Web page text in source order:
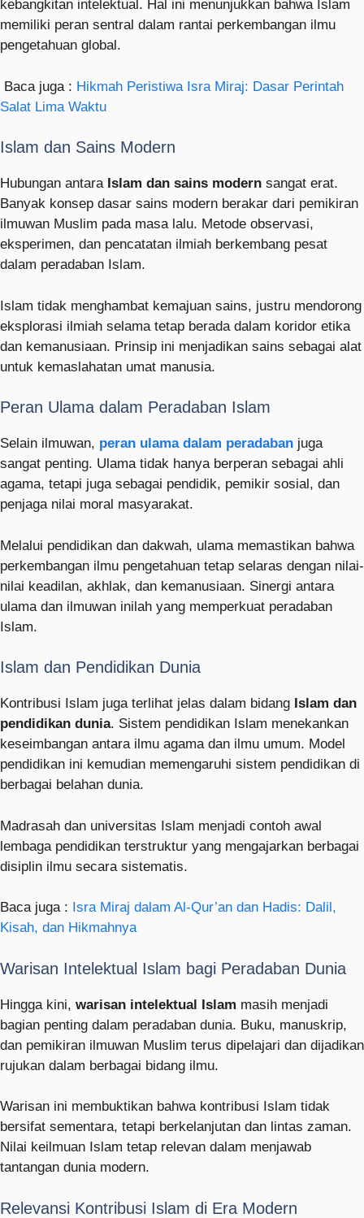
kebangkitan intelektual. Hal ini menunjukkan bahwa Islam
memiliki peran sentral dalam rantai perkembangan ilmu
pengetahuan global.
Baca juga : Hikmah Peristiwa Isra Miraj: Dasar Perintah
Salat Lima Waktu
Islam dan Sains Modern
Hubungan antara Islam dan sains modern sangat erat.
Banyak konsep dasar sains modern berakar dari pemikiran
ilmuwan Muslim pada masa lalu. Metode observasi,
eksperimen, dan pencatatan ilmiah berkembang pesat
dalam peradaban Islam.
Islam tidak menghambat kemajuan sains, justru mendorong
eksplorasi ilmiah selama tetap berada dalam koridor etika
dan kemanusiaan. Prinsip ini menjadikan sains sebagai alat
untuk kemaslahatan umat manusia.
Peran Ulama dalam Peradaban Islam
Selain ilmuwan, peran ulama dalam peradaban juga
sangat penting. Ulama tidak hanya berperan sebagai ahli
agama, tetapi juga sebagai pendidik, pemikir sosial, dan
penjaga nilai moral masyarakat.
Melalui pendidikan dan dakwah, ulama memastikan bahwa
perkembangan ilmu pengetahuan tetap selaras dengan nilai-
nilai keadilan, akhlak, dan kemanusiaan. Sinergi antara
ulama dan ilmuwan inilah yang memperkuat peradaban
Islam.
Islam dan Pendidikan Dunia
Kontribusi Islam juga terlihat jelas dalam bidang Islam dan
pendidikan dunia. Sistem pendidikan Islam menekankan
keseimbangan antara ilmu agama dan ilmu umum. Model
pendidikan ini kemudian memengaruhi sistem pendidikan di
berbagai belahan dunia.
Madrasah dan universitas Islam menjadi contoh awal
lembaga pendidikan terstruktur yang mengajarkan berbagai
disiplin ilmu secara sistematis.
Baca juga : Isra Miraj dalam Al-Qur’an dan Hadis: Dalil,
Kisah, dan Hikmahnya
Warisan Intelektual Islam bagi Peradaban Dunia
Hingga kini, warisan intelektual Islam masih menjadi
bagian penting dalam peradaban dunia. Buku, manuskrip,
dan pemikiran ilmuwan Muslim terus dipelajari dan dijadikan
rujukan dalam berbagai bidang ilmu.
Warisan ini membuktikan bahwa kontribusi Islam tidak
bersifat sementara, tetapi berkelanjutan dan lintas zaman.
Nilai keilmuan Islam tetap relevan dalam menjawab
tantangan dunia modern.
Relevansi Kontribusi Islam di Era Modern